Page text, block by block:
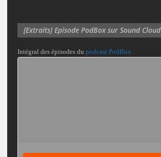
[Extraits] Episode PodBox sur Sound Cloud
Intégral des épisodes du podcast PodBox